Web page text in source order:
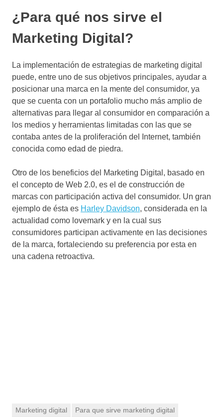
¿Para qué nos sirve el
Marketing Digital?
La implementación de estrategias de marketing digital
puede, entre uno de sus objetivos principales, ayudar a
posicionar una marca en la mente del consumidor, ya
que se cuenta con un portafolio mucho más amplio de
alternativas para llegar al consumidor en comparación a
los medios y herramientas limitadas con las que se
contaba antes de la proliferación del Internet, también
conocida como edad de piedra.
Otro de los beneficios del Marketing Digital, basado en
el concepto de Web 2.0, es el de construcción de
marcas con participación activa del consumidor. Un gran
ejemplo de ésta es Harley Davidson, considerada en la
actualidad como lovemark y en la cual sus
consumidores participan activamente en las decisiones
de la marca, fortaleciendo su preferencia por esta en
una cadena retroactiva.
Marketing digital
Para que sirve marketing digital